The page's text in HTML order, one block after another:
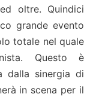
oltre. Quindici
grande evento
totale nel quale
Questo è
dalla sinergia di
in scena per il